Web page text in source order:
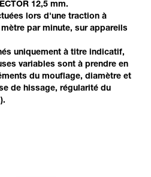
12,5 mm.
lors d'une traction à
par minute, sur appareils
uniquement à titre indicatif,
variables sont à prendre en
du mouflage, diamètre et
de hissage, régularité du